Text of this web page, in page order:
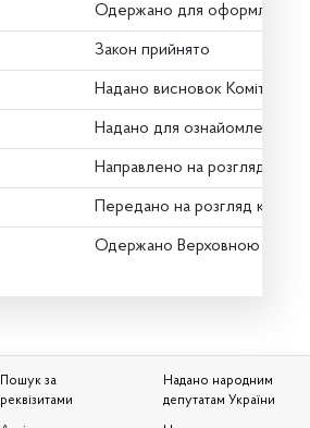
Одержано для оформлення
Закон прийнято
Надано висновок Комітету
Надано для ознайомлення
Направлено на розгляд
Передано на розгляд
Одержано Верховною Радою
Пошук за
реквізитами
Надано народним
депутатам України